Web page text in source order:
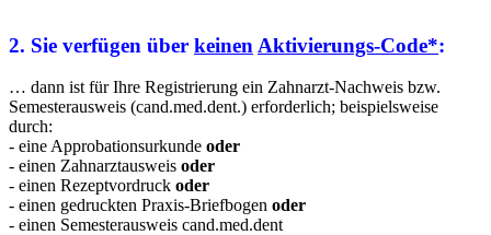
2. Sie verfügen über keinen Aktivierungs-Code*:
… dann ist für Ihre Registrierung ein Zahnarzt-Nachweis bzw.
Semesterausweis (cand.med.dent.) erforderlich; beispielsweise
durch:
- eine Approbationsurkunde oder
- einen Zahnarztausweis oder
- einen Rezeptvordruck oder
- einen gedruckten Praxis-Briefbogen oder
- einen Semesterausweis cand.med.dent